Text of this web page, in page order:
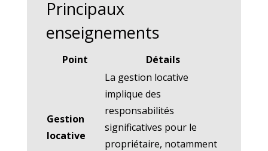
Principaux
enseignements
Point Détails
Gestion
locative
La gestion locative
implique des
responsabilités
significatives pour le
propriétaire, notamment